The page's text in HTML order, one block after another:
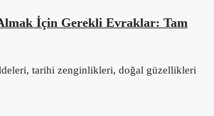
İçin Gerekli Evraklar: Tam
tarihi zenginlikleri, doğal güzellikleri